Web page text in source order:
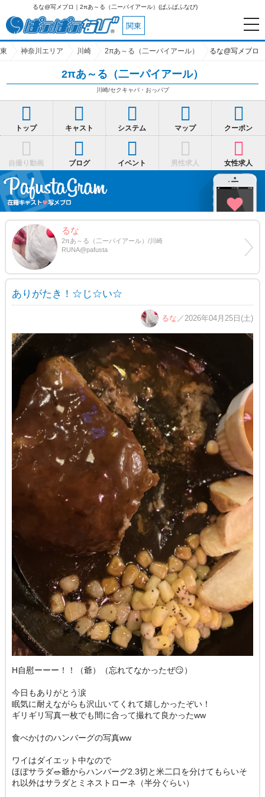
るな@写メブロ｜2πあ～る（二ーパイアール）(ぱふぱふなび)
関東
神奈川エリア 川崎 2πあ～る（二ーパイアール） るな@写メブロ
2πあ～る（二ーパイアール）
川崎/セクキャバ・おっパブ
トップ キャスト システム マップ クーポン
自撮り動画 ブログ イベント 男性求人 女性求人
るな
2πあ～る（二ーパイアール）/川崎
RUNA@pafusta
ありがたき！☆じ☆い☆
るな ／2026年04月25日(土)
H自慰ーーー！！（爺）（忘れてなかったぜ😏）
今日もありがとう涙
眠気に耐えながらも沢山いてくれて嬉しかったぞい！
ギリギリ写真一枚でも間に合って撮れて良かったww
食べかけのハンバーグの写真ww
ワイはダイエット中なので
ほぼサラダ🥗爺からハンバーグ2.3切と米二口を分けてもらいそ
れ以外はサラダとミネストローネ（半分ぐらい）